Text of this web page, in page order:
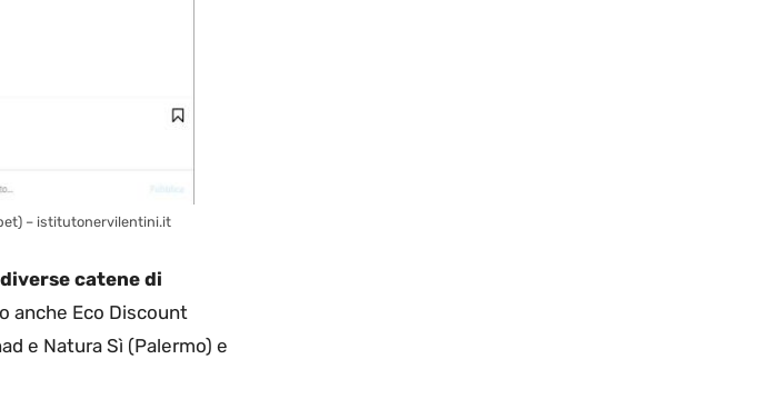
– istitutonervilentini.it
catene di
anche Eco Discount
e Natura Sì (Palermo) e